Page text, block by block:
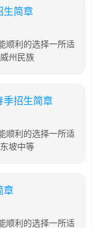
生简章
顺利的选择一所适
州民族
季招生简章
顺利的选择一所适
坡中等
章
顺利的选择一所适